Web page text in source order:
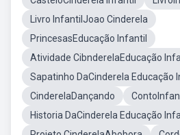
Livro InfantilJoao Cinderela
PrincesasEducação Infantil
Atividade CibnderelaEducação
Sapatinho DaCinderela Educação
CinderelaDançando
Historia DaCinderela Educação